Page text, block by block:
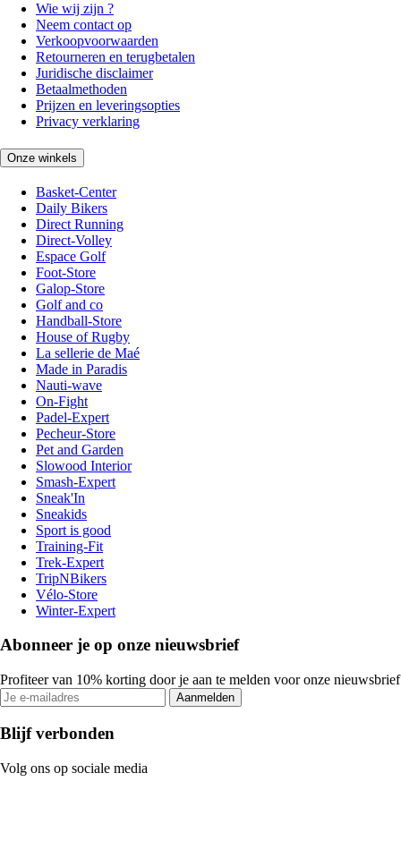
Wie wij zijn ?
Neem contact op
Verkoopvoorwaarden
Retourneren en terugbetalen
Juridische disclaimer
Betaalmethoden
Prijzen en leveringsopties
Privacy verklaring
Onze winkels
Basket-Center
Daily Bikers
Direct Running
Direct-Volley
Espace Golf
Foot-Store
Galop-Store
Golf and co
Handball-Store
House of Rugby
La sellerie de Maé
Made in Paradis
Nauti-wave
On-Fight
Padel-Expert
Pecheur-Store
Pet and Garden
Slowood Interior
Smash-Expert
Sneak'In
Sneakids
Sport is good
Training-Fit
Trek-Expert
TripNBikers
Vélo-Store
Winter-Expert
Abonneer je op onze nieuwsbrief
Profiteer van 10% korting door je aan te melden voor onze nieuwsbrief
Aanmelden
Blijf verbonden
Volg ons op sociale media